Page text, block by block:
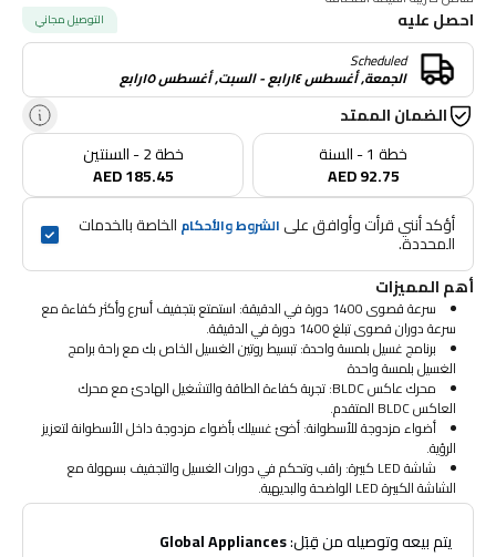
احصل عليه التوصيل مجاني
Scheduled
الجمعة, أغسطس ١٤رابع - السبت, أغسطس ١٥رابع
الضمان الممتد
خطة 1 - السنة
AED 92.75
خطة 2 - السنتين
AED 185.45
أؤكد أنني قرأت وأوافق على الشروط والأحكام
المحددة.
أهم المميزات
سرعة قصوى 1400 دورة في الدقيقة: استمتع بتجفيف أسرع وأكثر كفاءة مع
سرعة دوران قصوى تبلغ 1400 دورة في الدقيقة.
برنامج غسيل بلمسة واحدة: تبسيط روتين الغسيل الخاص بك مع راحة برامج
الغسيل بلمسة واحدة
محرك عاكس BLDC: تجربة كفاءة الطاقة والتشغيل الهادئ مع محرك
العاكس BLDC المتقدم.
أضواء مزدوجة للأسطوانة: أضئ غسيلك بأضواء مزدوجة داخل الأسطوانة لتعزيز
الرؤية.
شاشة LED كبيرة: راقب وتحكم في دورات الغسيل والتجفيف بسهولة مع
الشاشة الكبيرة LED الواضحة والبديهية.
Global Appliances